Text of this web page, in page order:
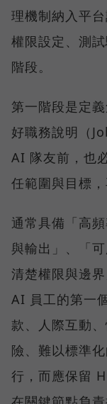
理機制納入平
權限設定、測
階段。
第一階段是定
好職務說明（
AI 隊友前，也
任範圍與目標，
通常具備「高
與輸出」、「
清楚權限與邊
AI 員工的第一
款、人際互動
險、難以標準
行，而應保留